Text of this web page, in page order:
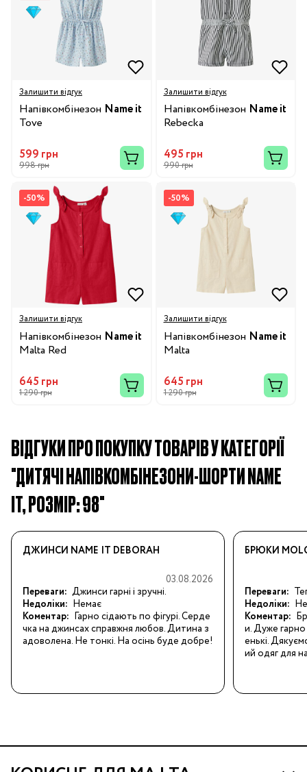
Залишити відгук
Напівкомбінезон Name it
Tove
599 грн
998 грн
Залишити відгук
Напівкомбінезон Name it
Rebecka
495 грн
990 грн
-50%
Залишити відгук
Напівкомбінезон Name it
Malta Red
645 грн
1 290 грн
-50%
Залишити відгук
Напівкомбінезон Name it
Malta
645 грн
1 290 грн
ВІДГУКИ ПРО ПОКУПКУ ТОВАРІВ У КАТЕГОРІЇ
"ДИТЯЧІ НАПІВКОМБІНЕЗОНИ-ШОРТИ NAME
IT, РОЗМІР: 98"
ДЖИНСИ NAME IT DEBORAH
03.08.2026
Переваги: Джинси гарні і зручні.
Недоліки: Немає
Коментар: Гарно сідають по фігурі. Серде
чка на джинсах справжня любов. Дитина з
адоволена. Не тонкі. На осінь буде добре!
БРЮКИ
Переваги:
Недоліки:
Коментар:
и. Дуже гарно
енькі.
ий одяг для